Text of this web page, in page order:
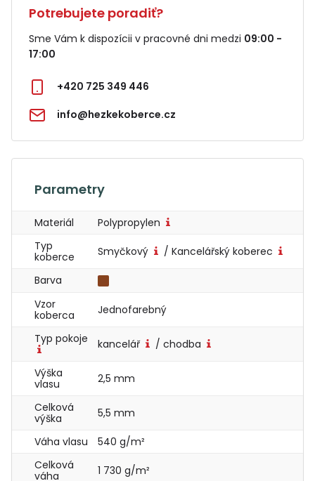
Potrebujete poradiť?
Sme Vám k dispozícii v pracovné dni medzi 09:00 -
17:00
+420 725 349 446
info@hezkekoberce.cz
Parametry
Materiál
Polypropylen
Typ
koberce
Smyčkový / Kancelářský koberec
Barva
Vzor
koberca
Jednofarebný
Typ pokoje kancelář / chodba
Výška
vlasu
2,5 mm
Celková
výška
5,5 mm
Váha vlasu
540 g/m²
Celková
váha
1 730 g/m²